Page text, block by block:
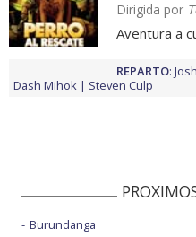
Dirigida por
Aventura a
REPARTO:
Dash Mihok
Steven Culp
Burundanga